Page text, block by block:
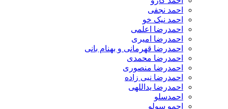
احمد نجفی
احمد نیک خو
احمدرضا اعلمی
احمدرضا امیری
احمدرضا قهرمانی و بهنام بانی
احمدرضا محمدی
احمدرضا منصوری
احمدرضا نبی زاده
احمدرضا یداللهی
احمدسلو
احمو سولو